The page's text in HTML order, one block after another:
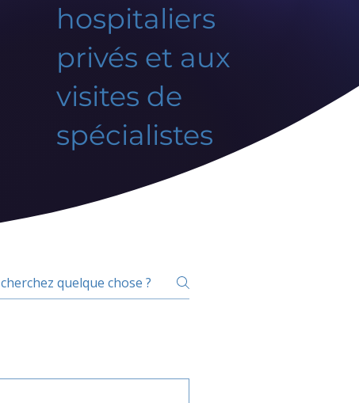
hospitaliers
privés et aux
visites de
spécialistes